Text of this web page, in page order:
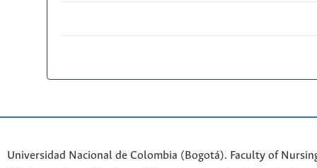
Universidad Nacional de Colombia (Bogotá). Faculty of